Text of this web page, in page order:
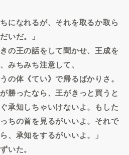
になれるが、それを取るか取ら
いだ。」
の王の話をして聞かせ、王成を
みちみち注意して、
の体《てい》で帰るばかりさ。
勝ったなら、王がきっと買うと
承知しちゃいけないよ。もした
ちの首を見るがいいよ。それで
、承知をするがいいよ。」
いた。